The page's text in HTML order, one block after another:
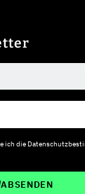
ich die
ABSENDEN